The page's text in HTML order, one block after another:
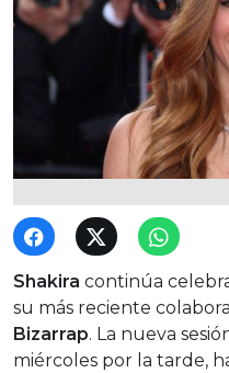
Shakira continúa
su más reciente
Bizarrap. La nueva
miércoles por la tarde,